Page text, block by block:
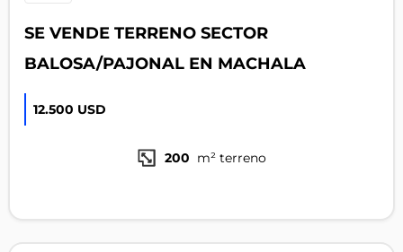
SE VENDE TERRENO SECTOR
BALOSA/PAJONAL EN MACHALA
12.500 USD
200 m² terreno